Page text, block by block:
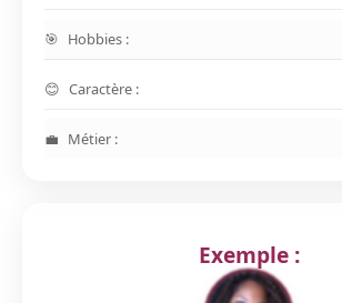
Hobbies :
Caractère :
Métier :
Exemple :